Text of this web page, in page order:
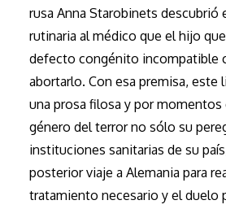
rusa Anna Starobinets descubrió
rutinaria al médico que el hijo
defecto congénito incompatible
abortarlo. Con esa premisa, este
una prosa filosa y por momentos
género del terror no sólo su
instituciones sanitarias de su
posterior viaje a Alemania para
tratamiento necesario y el duelo